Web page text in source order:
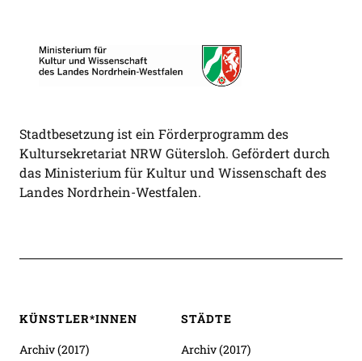
Stadtbesetzung ist ein Förderprogramm des
Kultursekretariat NRW Gütersloh. Gefördert durch
das Ministerium für Kultur und Wissenschaft des
Landes Nordrhein-Westfalen.
KÜNSTLER*INNEN
Archiv (2017)
STÄDTE
Archiv (2017)